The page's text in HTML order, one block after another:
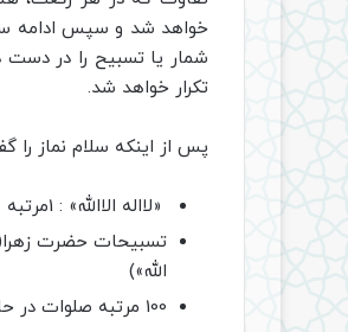
خواهد شد و سپس ادامه
تکرار خواهد شد.
پس از اینکه سلام نماز را
«لااله الاالله» : 1مرتبه
الله»)
100 مرتبه صلوات در حالت سجده